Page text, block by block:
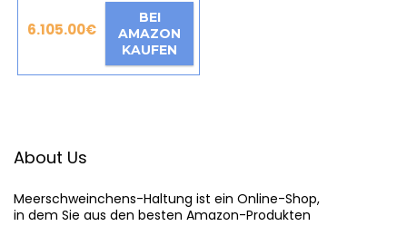
Doppelhängematte
oder quadratisches
Haus und Tunnelbett
für Meerschweinchen
6.105.00€
BEI
AMAZON
KAUFEN
About Us
Meerschweinchens-Haltung ist ein Online-Shop,
in dem Sie aus den besten Amazon-Produkten